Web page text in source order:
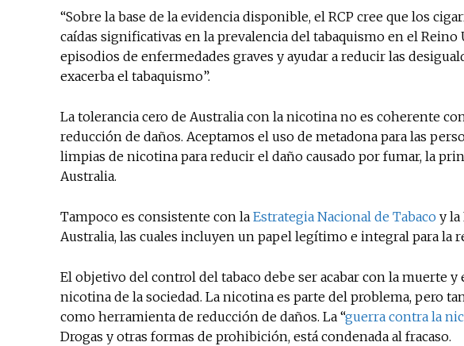
“Sobre la base de la evidencia disponible, el RCP cree que los
caídas significativas en la prevalencia del tabaquismo en el
episodios de enfermedades graves y ayudar a reducir las
exacerba el tabaquismo”.
La tolerancia cero de Australia con la nicotina no es coherente
reducción de daños. Aceptamos el uso de metadona para las
limpias de nicotina para reducir el daño causado por fumar, la
Australia.
Tampoco es consistente con la Estrategia Nacional de Tabaco y la
Australia, las cuales incluyen un papel legítimo e integral para la
El objetivo del control del tabaco debe ser acabar con la muerte
nicotina de la sociedad. La nicotina es parte del problema, pero
como herramienta de reducción de daños. La “guerra contra la
Drogas y otras formas de prohibición, está condenada al fracaso.